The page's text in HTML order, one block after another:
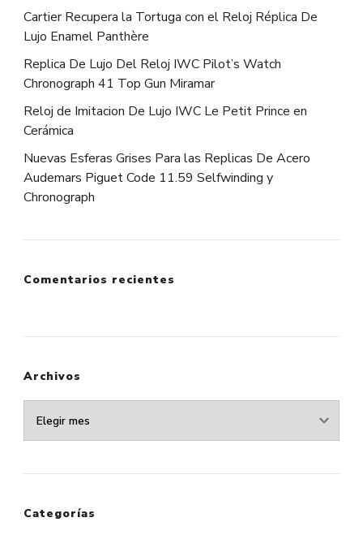
Cartier Recupera la Tortuga con el Reloj Réplica De
Lujo Enamel Panthère
Replica De Lujo Del Reloj IWC Pilot’s Watch
Chronograph 41 Top Gun Miramar
Reloj de Imitacion De Lujo IWC Le Petit Prince en
Cerámica
Nuevas Esferas Grises Para las Replicas De Acero
Audemars Piguet Code 11.59 Selfwinding y
Chronograph
Comentarios recientes
Archivos
Archivos
Categorías